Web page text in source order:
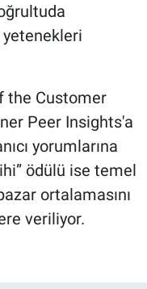
the Customer
Peer Insights'a
yorumlarına
ödülü ise temel
ortalamasını
veriliyor.